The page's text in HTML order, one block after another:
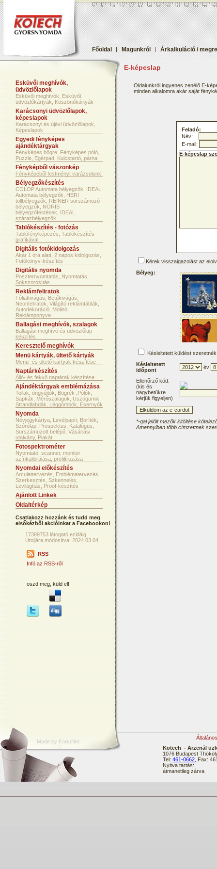
Főoldal | Magunkról | Árkalkuláció /
E-képeslap
Esküvői meghívók,
üdvözlőlapok
Esküvői meghívók, Esküvői
üdvözlőkártyák, Köszönőkártyák
Karácsonyi üdvözlőlapok,
képeslapok
Karácsonyi és újévi üdvözlőlapok,
Képeslapok
Egyedi fényképes
ajándéktárgyak
Fényképes bögre, Fényképes póló,
Puzzle, Egérpad, Kulcstartó, párna
Fényképből vászonkép
Fényképéből festményt varázsolunk!
Bélyegzőkészítés
COLOP Automata bélyegzők, IDEAL
Automata bélyegzők, HERI
tollbélyegzők, REINER sorszámozó
bélyegzők, NORIS
bélyegzőfestékek, IDEAL
szárazbélyegzők
Tablókészítés - fotózás
Tablófényképezés, Tablókészítés
grafikával
Digitális fotókidolgozás
Akár 1 óra alatt, 2 napos kidolgozás,
Fotókönyv-készítés
Digitális nyomda
Poszternyomtatás, Nyomtatás,
Sokszorosítás
Reklámfeliratok
Fóliakivágás, Betűkivágás,
Neonfeliratok, Világító reklámtáblák,
Autodekoráció, Molinó,
Reklámponyva
Ballagási meghívók, szalagok
Ballagási meghívó és üdvözlőlap
készítés
Keresztelő meghívók
Menü kártyák, ültető kártyák
Menü- és ültető kártyák készítése
Naptárkészítés
Álló- és fekvő naptárak készítése
Ajándéktárgyak emblémázása
Tollak, öngyújtók, Bögrék ,Pólók,
Sapkák, Mérőszalagok, Uszógumik,
Strandlabdák, Léggömbök, Esernyők
Nyomda
Névjegykártya, Levélpapír, Boríték,
Szórólap, Prospektus, Katalógus,
Sorszámozott belépő, Vásárlási
utalvány, Plakát
Fotospektrométer
Nyomtató, scanner, monitor
színkalibrálása, profilírozása
Nyomdai előkészítés
Arculattervezés, Emblématervezés,
Szerkesztés, Szkennelés,
Levilágítás, Proof-készítés
Ajánlott Linkek
Oldaltérkép
Csatlakozz hozzánk és tudd meg
elsőkézből akcióinkat a Facebookon!
17389753 látogató ezidáig
Utoljára módosítva: 2024.03.04
RSS
Infó az RSS-ről
oszd meg, küld el!
Oldalunkról ingyenes zenélő E-
minden alkalomra akár saját
Feladó:
Név:
E-mail:
E-képeslap
Kérek visszaigazolást az
Bélyeg:
Késleltetett küldést szeretnék
Késleltetett
időpont
év
Ellenőrző kód:
(kis és
nagybetűkre
kérjük figyeljen)
*-gal jelölt mezők kitöltése
Amennyiben több címzettnek
Made by FortuNet
Kotech - Arzenál
1076 Budapest
Tel: 461-0662 , Fax:
Nyitva tartás:
átmanetileg zárva